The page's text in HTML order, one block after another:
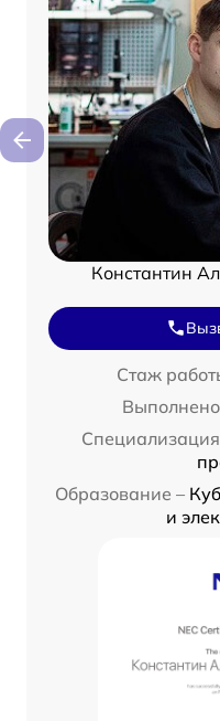
Константин
Стаж
Образование –
и